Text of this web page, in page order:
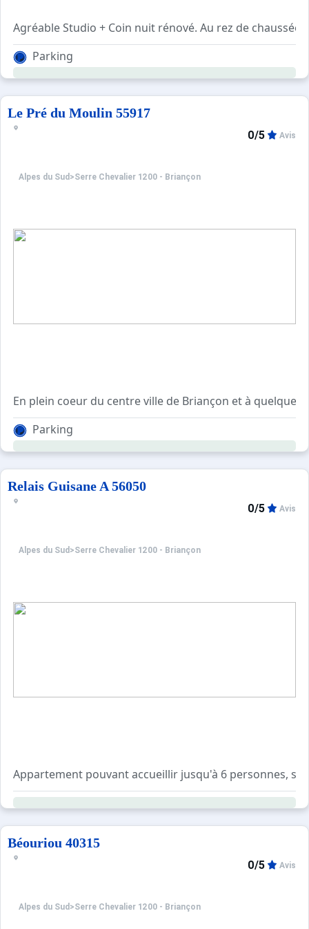
Agréable Studio + Coin nuit rénové. Au rez de
Coin nuit avec un lit double, salle d'eau, coin cuisine
Parking
Le Pré du Moulin 55917
Alpes du Sud >Serre Chevalier 1200 - Briançon
0/5 Avis
En plein coeur du centre ville de Briançon et à
Parking
Relais Guisane A 56050
Alpes du Sud >Serre Chevalier 1200 - Briançon
0/5 Avis
Appartement pouvant accueillir jusqu'à 6 personnes,
Petit balcon avec exposition Sud - Vue sur les
Parking privé non couvert.
Béouriou 40315
Alpes du Sud >Serre Chevalier 1200 - Briançon
0/5 Avis